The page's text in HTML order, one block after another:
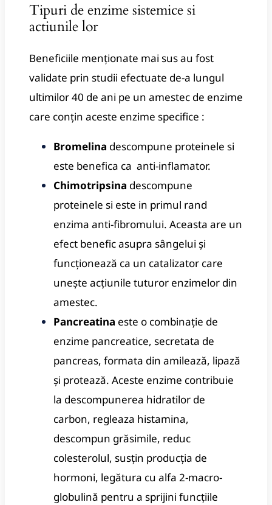
Tipuri de enzime sistemice si
actiunile lor
Beneficiile menționate mai sus au fost
validate prin studii efectuate de-a lungul
ultimilor 40 de ani pe un amestec de enzime
care conțin aceste enzime specifice :
Bromelina descompune proteinele si
este benefica ca anti-inflamator.
Chimotripsina descompune
proteinele si este in primul rand
enzima anti-fibromului. Aceasta are un
efect benefic asupra sângelui și
funcționează ca un catalizator care
unește acțiunile tuturor enzimelor din
amestec.
Pancreatina este o combinație de
enzime pancreatice, secretata de
pancreas, formata din amilează, lipază
și protează. Aceste enzime contribuie
la descompunerea hidratilor de
carbon, regleaza histamina,
descompun grăsimile, reduc
colesterolul, susțin producția de
hormoni, legătura cu alfa 2-macro-
globulină pentru a sprijini funcțiile